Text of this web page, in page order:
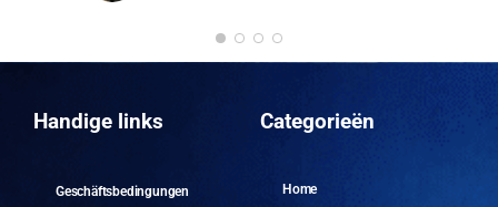
Handige links
Geschäftsbedingungen
Categorieën
Home